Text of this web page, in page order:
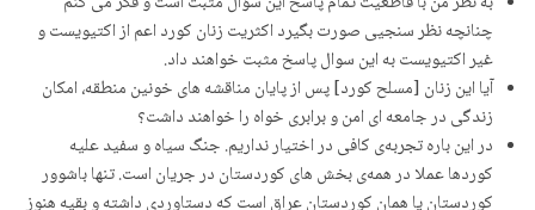
چنانچە نظر سنجیی صورت بگیرد اکثریت زنان کورد اعم از اکتیویست و
غیر اکتیویست بە این سوال پاسخ مثبت خواهند داد.
آیا این زنان [مسلح کورد] پس از پایان مناقشه های خونین منطقه، امکان
زندگی در جامعه ای امن و برابری خواه را خواهند داشت؟
در این بارە تجربەی کافی در اختیار نداریم. جنگ سیاه و سفید علیه
کوردها عملا در همەی بخش های کوردستان در جریان است. تنها باشوور